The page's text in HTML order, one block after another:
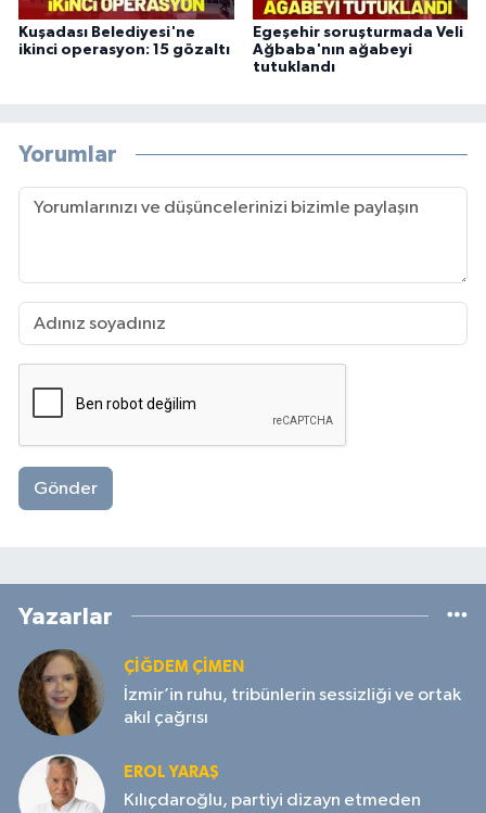
Kuşadası Belediyesi'ne
ikinci operasyon: 15 gözaltı
Egeşehir soruşturmada Veli
Ağbaba'nın ağabeyi
tutuklandı
Yorumlar
Gönder
Yazarlar
ÇIĞDEM ÇIMEN
İzmir’in ruhu, tribünlerin sessizliği ve ortak
akıl çağrısı
EROL YARAŞ
Kılıçdaroğlu, partiyi dizayn etmeden